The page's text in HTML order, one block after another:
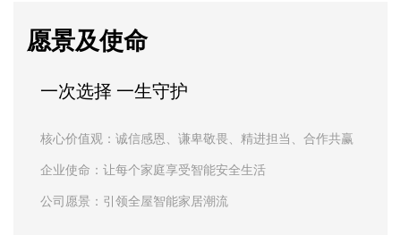
愿景及使命
一次选择 一生守护
核心价值观：诚信感恩、谦卑敬畏、精进担当、合作共赢
企业使命：让每个家庭享受智能安全生活
公司愿景：引领全屋智能家居潮流